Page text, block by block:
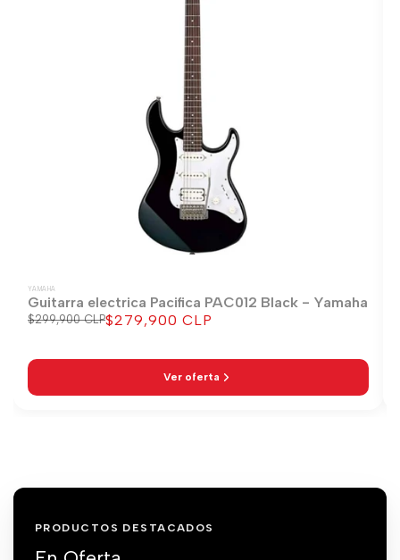
YAMAHA
Guitarra electrica Pacifica PAC012 Black - Yamaha
Precio
$299,900 CLPPrecio
$279,900 CLP
Ver oferta
PRODUCTOS DESTACADOS